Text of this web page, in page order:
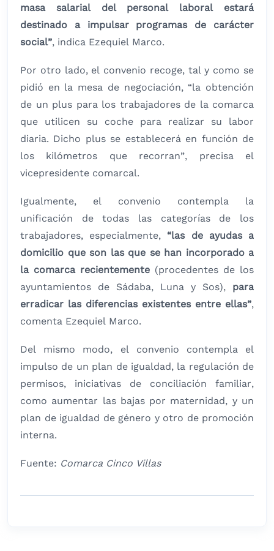
masa salarial del personal laboral estará
destinado a impulsar programas de carácter
social”, indica Ezequiel Marco.
Por otro lado, el convenio recoge, tal y como se
pidió en la mesa de negociación, “la obtención
de un plus para los trabajadores de la comarca
que utilicen su coche para realizar su labor
diaria. Dicho plus se establecerá en función de
los kilómetros que recorran”, precisa el
vicepresidente comarcal.
Igualmente, el convenio contempla la
unificación de todas las categorías de los
trabajadores, especialmente, “las de ayudas a
domicilio que son las que se han incorporado a
la comarca recientemente (procedentes de los
ayuntamientos de Sádaba, Luna y Sos), para
erradicar las diferencias existentes entre ellas”,
comenta Ezequiel Marco.
Del mismo modo, el convenio contempla el
impulso de un plan de igualdad, la regulación de
permisos, iniciativas de conciliación familiar,
como aumentar las bajas por maternidad, y un
plan de igualdad de género y otro de promoción
interna.
Fuente: Comarca Cinco Villas